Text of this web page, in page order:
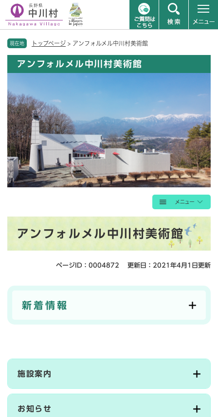
現在地 トップページ > アンフォルメル中川村美術館
アンフォルメル中川村美術館
アンフォルメル中川村美術館
ページID：0004872 更新日：2021年4月1日更新
新着情報
施設案内
お知らせ